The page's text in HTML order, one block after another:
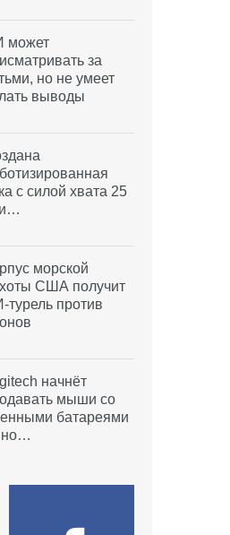
может
за
но не умеет
выводы
с силой хвата 25
и…
морской
США получит
турель против
начнёт
мыши со
батареями